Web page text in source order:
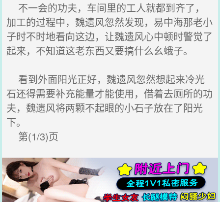
不一会的功夫，车间里的工人就都到齐了，
加工的过程中，魏遗风忽然发现，易中海那老小
子时不时地看向这边，让魏遗风心中顿时警觉了
起来，不知道这老东西又要搞什么幺蛾子。
看到外面阳光正好，魏遗风忽然想起来冷光
石还得需要补充能量才能使用，借着去厕所的功
夫，魏遗风将两颗不起眼的小石子放在了阳光
下。
第(1/3)页